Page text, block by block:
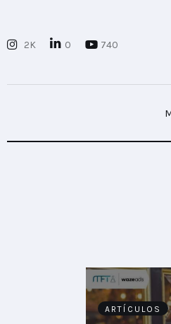
2K 0 740
MFT+
INSIGHTS
NOVEDADES DE LOS
ARTÍCULOS